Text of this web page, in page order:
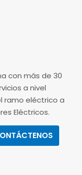
con más de 30
a nivel
ramo eléctrico a
Eléctricos.